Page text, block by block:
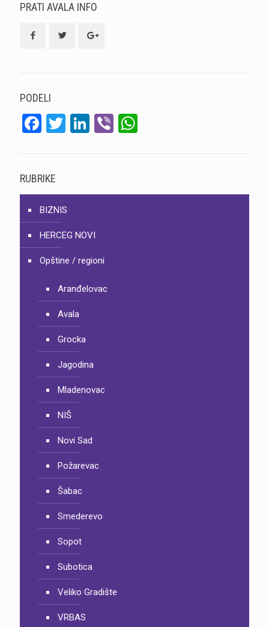
PRATI AVALA INFO
PODELI
Facebook
Twitter
LinkedIn
Viber
RUBRIKE
BIZNIS
HERCEG NOVI
Opštine / regioni
Aranđelovac
Avala
Grocka
Jagodina
Mladenovac
NIŠ
Novi Sad
Požarevac
Šabac
Smederevo
Sopot
Subotica
Veliko Gradište
VRBAS